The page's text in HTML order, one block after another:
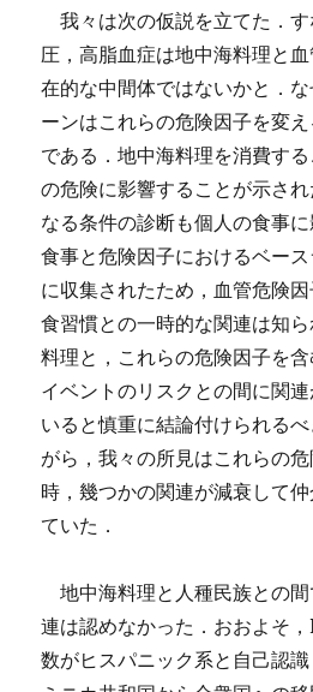
我々は次の仮説を立てた．す
圧，高脂血症は地中海料理と
在的な中間体ではないかと．
ーンはこれらの危険因子を変
である．地中海料理を消費す
の危険に影響することが示さ
なる条件の診断も個人の食事
食事と危険因子におけるベー
に収集されたため，血管危険
食習慣との一時的な関連は知
料理と，これらの危険因子を
イベントのリスクとの間に関
いると慎重に結論付けられる
がら，我々の所見はこれらの
時，幾つかの関連が減衰して
ていた．
地中海料理と人種民族との
連は認めなかった．おおよそ
数がヒスパニック系と自己認